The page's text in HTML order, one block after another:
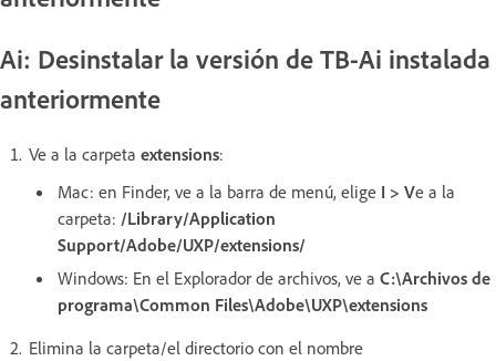
Ai: Desinstalar la versión de TB-Ai instalada
anteriormente
Ve a la carpeta extensions:
Mac: en Finder, ve a la barra de menú, elige I > Ve a la
carpeta: /Library/Application
Support/Adobe/UXP/extensions/
Windows: En el Explorador de archivos, ve a C:\Archivos de
programa\Common Files\Adobe\UXP\extensions
Elimina la carpeta/el directorio con el nombre